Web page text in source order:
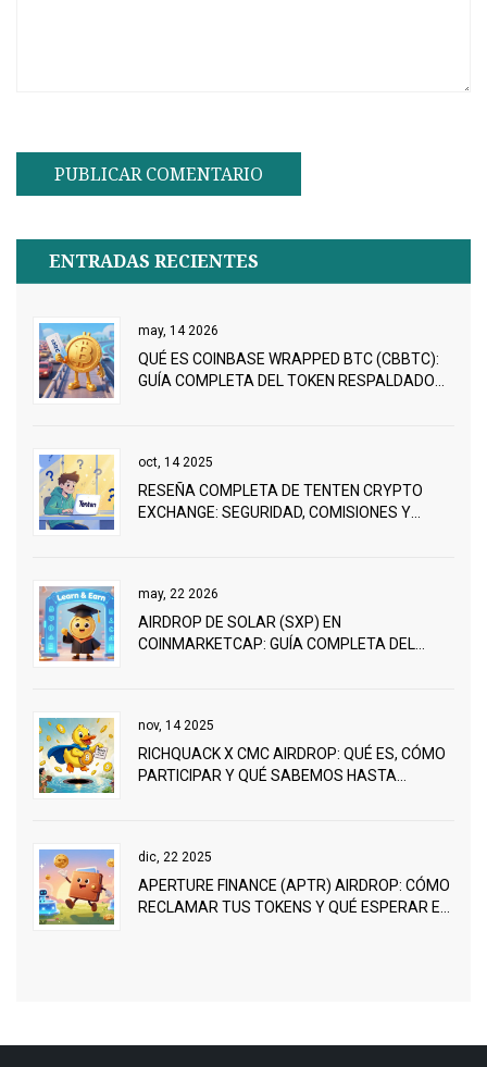
ENTRADAS RECIENTES
may, 14 2026
QUÉ ES COINBASE WRAPPED BTC (CBBTC):
GUÍA COMPLETA DEL TOKEN RESPALDADO
oct, 14 2025
RESEÑA COMPLETA DE TENTEN CRYPTO
EXCHANGE: SEGURIDAD, COMISIONES Y
may, 22 2026
AIRDROP DE SOLAR (SXP) EN
COINMARKETCAP: GUÍA COMPLETA DEL
nov, 14 2025
RICHQUACK X CMC AIRDROP: QUÉ ES, CÓMO
PARTICIPAR Y QUÉ SABEMOS HASTA
dic, 22 2025
APERTURE FINANCE (APTR) AIRDROP: CÓMO
RECLAMAR TUS TOKENS Y QUÉ ESPERAR EN